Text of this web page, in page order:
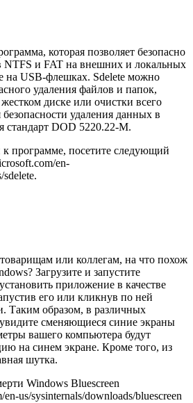
которая позволяет безопасно
NTFS и FAT на внешних и локальных
на USB-флешках. Sdelete можно
удаления файлов и папок,
диске или очистки всего
удаления данных в
стандарт DOD 5220.22-M.
программе, посетите следующий
en-
или коллегам, на что похож
Загрузите и запустите
приложение в качестве
его или кликнув по ней
Таким образом, в различных
сменяющиеся синие экраны
вашего компьютера будут
на синем экране. Кроме того, из
шутка.
Windows Bluescreen
us/sysinternals/downloads/bluescreen